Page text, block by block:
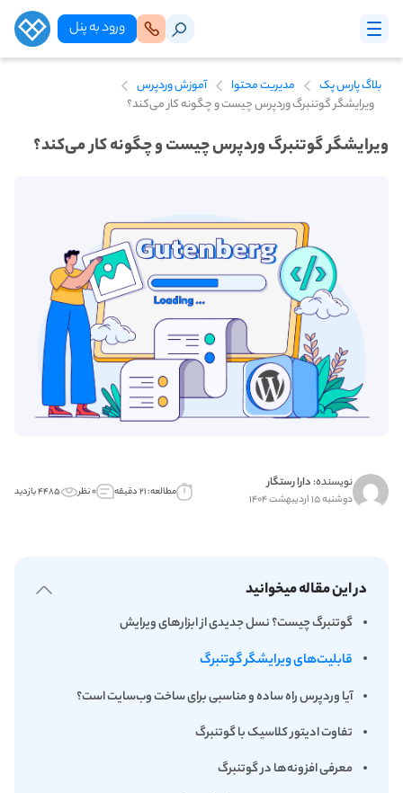
ورود‌ به‌ پنل
بلاگ پارس پک مدیریت محتوا
آموزش وردپرس
ویرایشگر گوتنبرگ وردپرس چیست و چگونه کار می‌کند؟
ویرایشگر گوتنبرگ وردپرس چیست و چگونه کار می‌کند؟
نویسنده: دارا رستگار
دوشنبه ۱۵ اردیبهشت ۱۴۰۴ مطالعه: ۲۱ دقیقه ۰ نظر ۴۴۸۵ بازدید
در این مقاله میخوانید
گوتنبرگ چیست؟ نسل جدیدی از ابزارهای ویرایش
قابلیت‌های ویرایشگر گوتنبرگ
آیا وردپرس راه ساده و مناسبی برای ساخت وب‌سایت است؟
تفاوت ادیتور کلاسیک با گوتنبرگ
معرفی افزونه‌ها در گوتنبرگ